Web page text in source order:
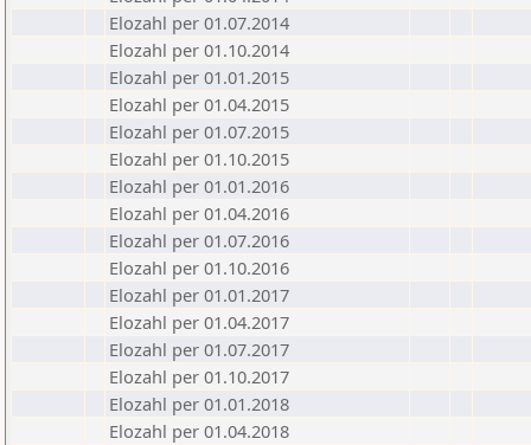
Elozahl per 01.07.2014
Elozahl per 01.10.2014
Elozahl per 01.01.2015
Elozahl per 01.04.2015
Elozahl per 01.07.2015
Elozahl per 01.10.2015
Elozahl per 01.01.2016
Elozahl per 01.04.2016
Elozahl per 01.07.2016
Elozahl per 01.10.2016
Elozahl per 01.01.2017
Elozahl per 01.04.2017
Elozahl per 01.07.2017
Elozahl per 01.10.2017
Elozahl per 01.01.2018
Elozahl per 01.04.2018